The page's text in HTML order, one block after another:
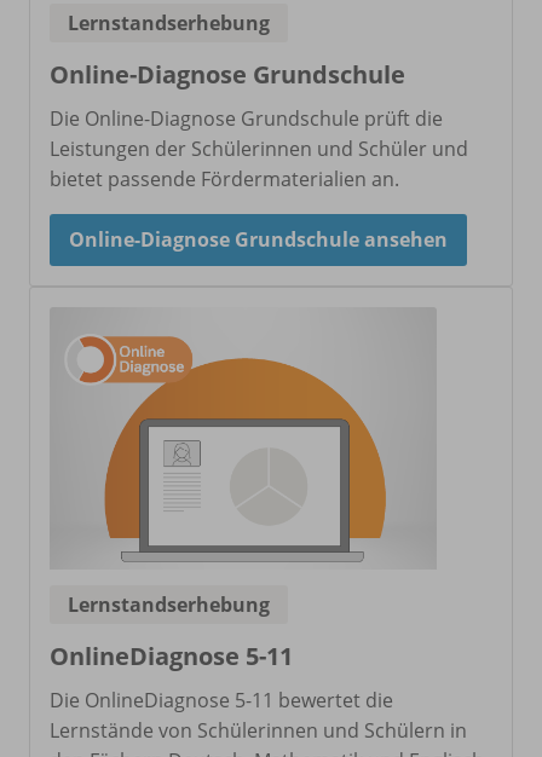
Lernstandserhebung
Online-Diagnose Grundschule
Die Online-Diagnose Grundschule prüft die
Leistungen der Schülerinnen und Schüler und
bietet passende Fördermaterialien an.
Online-Diagnose Grundschule ansehen
Lernstandserhebung
OnlineDiagnose 5-11
Die OnlineDiagnose 5-11 bewertet die
Lernstände von Schülerinnen und Schülern in